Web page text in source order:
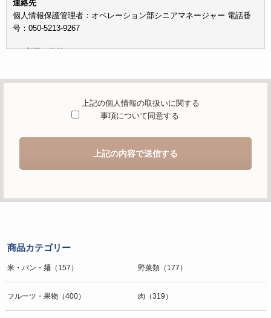
連絡先
個人情報保護管理者：オペレーション部シニアマネージャー 電話番
号：050-5213-9267
c）利用の目的
を適切に受け付け、当社が提供するサービスに関する情報を電子メー
d）個人情報を第三者に提供することが予定される場合の事項
情報を第三者に提供することはありません。
す。
的の通知・開示・内容の訂正・追加または削除・利用の停止・消去お
よび第三者への提供の停止（「開示等」といいます。）に応じます。
g）本人が個人情報を与えることの任意性及び当該情報を与えなかっ
た場合に本人に生じる結果
上記の個人情報の取扱いに関する
事項について同意する
上記の内容で送信する
商品カテゴリー
米・パン・麺（157） 野菜類（177）
フルーツ・果物（400） 肉（319）